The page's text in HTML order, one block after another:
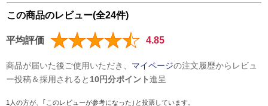
この商品のレビュー(全24件)
平均評価 4.85
商品が届いた後ご使用いただき、 マイページの注文履歴からレビュ
ー投稿＆採用されると 10円分ポイント進呈
1人の方が、｢このレビューが参考になった｣と投票しています。